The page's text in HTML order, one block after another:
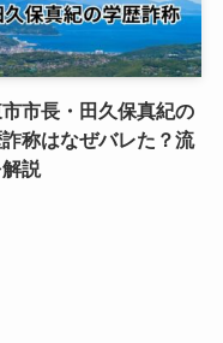
市長・田久保真紀の
称はなぜバレた？流
説